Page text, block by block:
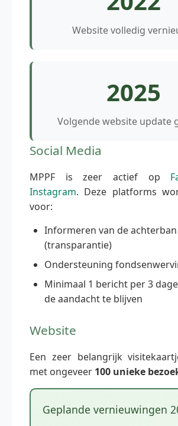
Website volledig
2025
Volgende website update
Social Media
MPPF is zeer actief op
Instagram. Deze platforms
voor:
Informeren van de achterban
(transparantie)
Ondersteuning
Minimaal 1 bericht per 3
de aandacht te blijven
Website
Een zeer belangrijk
met ongeveer 100 unieke
Geplande vernieuwingen